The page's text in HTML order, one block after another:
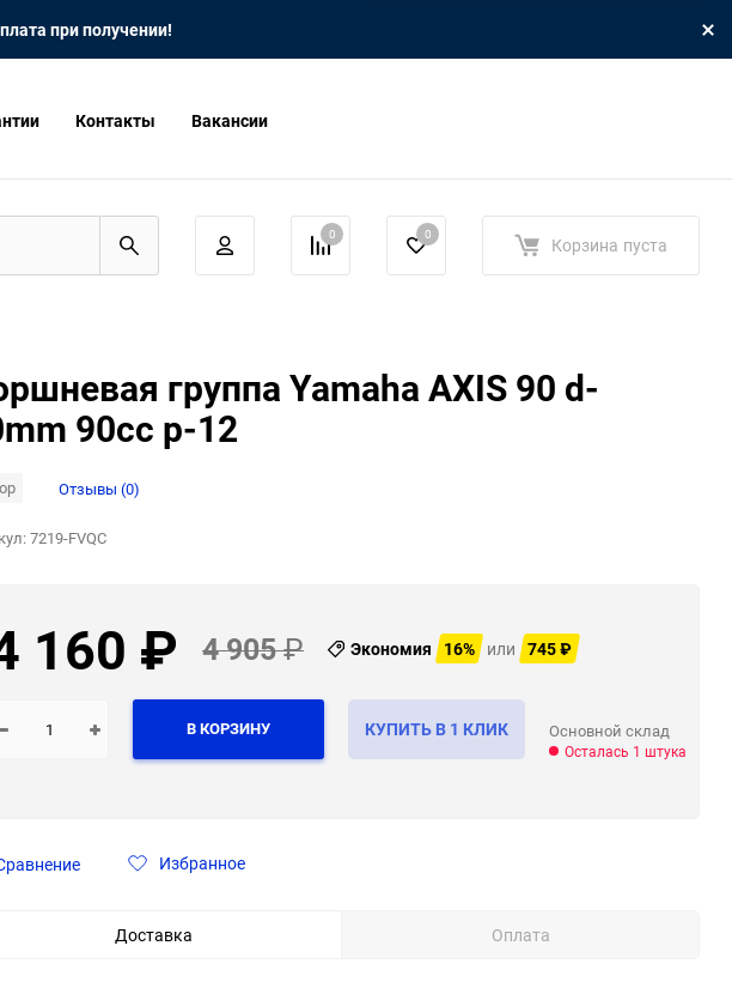
при получении!
Контакты Вакансии
0 0 Корзина пуста
группа Yamaha AXIS 90 d-
90cc p-12
Отзывы (0)
7219-FVQC
160 ₽ 4 905₽ Экономия 16% или 745₽
В КОРЗИНУ КУПИТЬ В 1 КЛИК Основной склад
Осталась 1 штука
Избранное
Доставка Оплата